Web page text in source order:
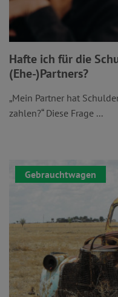
Hafte ich für die
(Ehe-)Partners?
„Mein Partner hat
zahlen?“ Diese Frage ...
Gebrauchtwagen